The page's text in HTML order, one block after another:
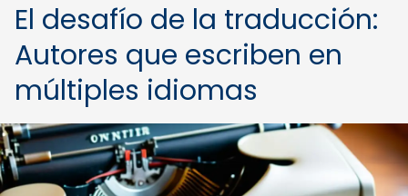
El desafío de la traducción:
Autores que escriben en
múltiples idiomas